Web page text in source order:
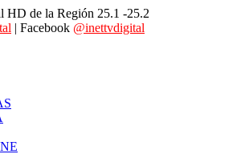
HD de la Región 25.1 -25.2
| Facebook @inettvdigital